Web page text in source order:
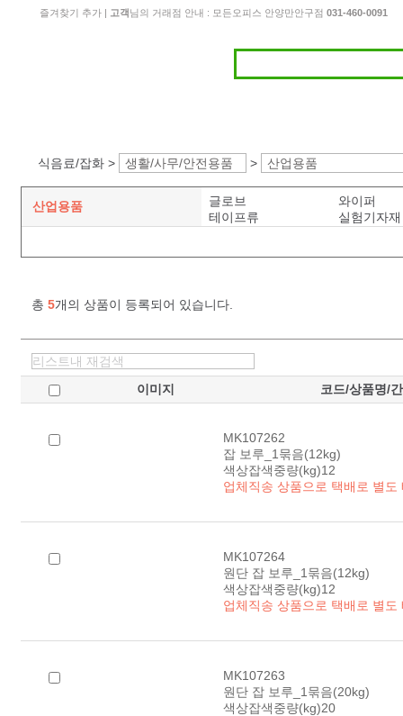
즐겨찾기 추가| 고객님의 거래점 안내 : 모든오피스 안양만안구점 031-460-0091
식음료/잡화 > 생활/사무/안전용품 > 산업용품
산업용품 글로브
와이퍼
테이프류
실험기자재
총 5개의 상품이 등록되어 있습니다.
이미지 코드/상품명/
MK107262
잡 보루_1묶음(12kg)
색상잡색중량(kg)12
업체직송 상품으로 택배로 별도
MK107264
원단 잡 보루_1묶음(12kg)
색상잡색중량(kg)12
업체직송 상품으로 택배로 별도
MK107263
원단 잡 보루_1묶음(20kg)
색상잡색중량(kg)20